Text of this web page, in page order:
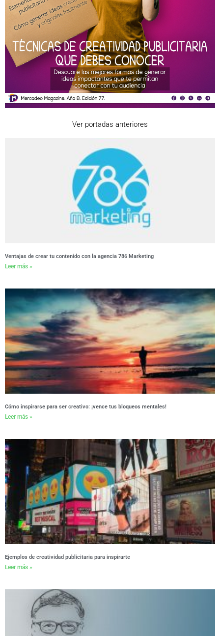
Ver portadas anteriores
Ventajas de crear tu contenido con la agencia 786 Marketing
Leer más »
Cómo inspirarse para ser creativo: ¡vence tus bloqueos mentales!
Leer más »
Ejemplos de creatividad publicitaria para inspirarte
Leer más »